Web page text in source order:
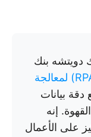
دويتشه بنك
(RPA) لمعالجة
دقة بيانات
القهوة. إنه
على الأعمال